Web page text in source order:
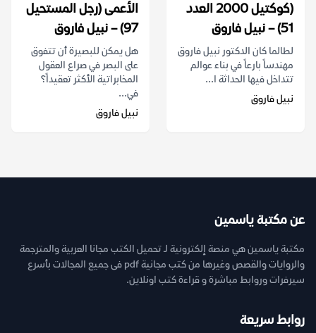
(كوكتيل 2000 العدد
51) – نبيل فاروق
لطالما كان الدكتور نبيل فاروق
مهندساً بارعاً في بناء عوالم
تتداخل فيها الحداثة ا...
نبيل فاروق
الأعمى (رجل المستحيل
97) – نبيل فاروق
هل يمكن للبصيرة أن تتفوق
على البصر في صراع العقول
المخابراتية الأكثر تعقيداً؟
في...
نبيل فاروق
عن مكتبة ياسمين
مكتبة ياسمين هي منصة إلكترونية لـ تحميل الكتب مجانا العربية والمترجمة
والروايات والقصص وغيرها من كتب مجانية pdf فى جميع المجالات بأسرع
سيرفرات وروابط مباشرة و قراءة كتب اونلاين.
روابط سريعة